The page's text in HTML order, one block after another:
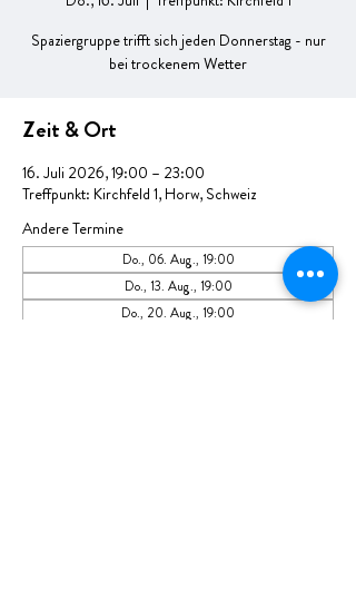
Spaziergruppe trifft sich jeden Donnerstag - nur
bei trockenem Wetter
Zeit & Ort
16. Juli 2026, 19:00 – 23:00
Treffpunkt: Kirchfeld 1, Horw, Schweiz
Andere Termine
Do., 06. Aug., 19:00
Do., 13. Aug., 19:00
Do., 20. Aug., 19:00